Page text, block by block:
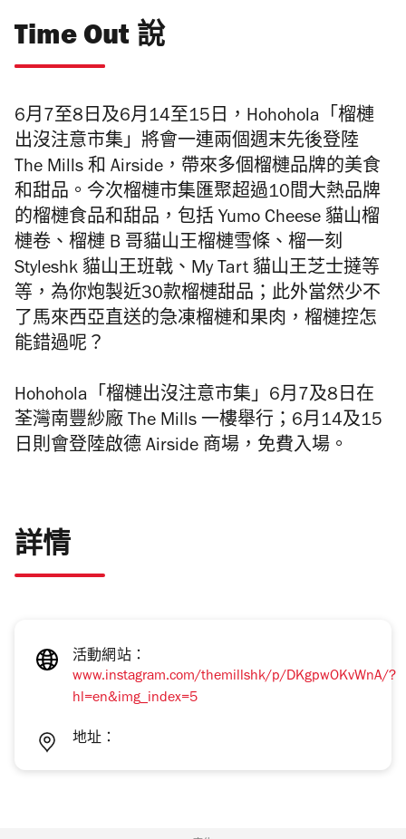
Time Out 說
6月7至8日及6月14至15日，Hohohola「榴槤
出沒注意市集」將會一連兩個週末先後登陸
The Mills 和 Airside，帶來多個榴槤品牌的美食
和甜品。今次榴槤市集匯聚超過10間大熱品牌
的榴槤食品和甜品，包括 Yumo Cheese 貓山榴
槤卷、榴槤 B 哥貓山王榴槤雪條、榴一刻
Styleshk 貓山王班戟、My Tart 貓山王芝士撻等
等，為你炮製近30款榴槤甜品；此外當然少不
了馬來西亞直送的急凍榴槤和果肉，榴槤控怎
能錯過呢？
Hohohola「榴槤出沒注意市集」6月7及8日在
荃灣南豐紗廠 The Mills 一樓舉行；6月14及15
日則會登陸啟德 Airside 商場，免費入場。
詳情
活動網站：
www.instagram.com/themillshk/p/DKgpwOKvWnA/?
hl=en&img_index=5
地址：